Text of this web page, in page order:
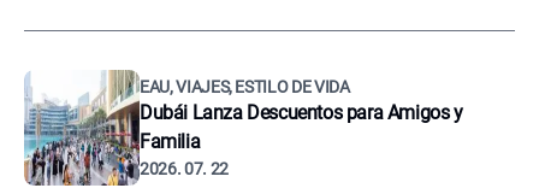
EAU, VIAJES, ESTILO DE VIDA
Dubái Lanza Descuentos para Amigos y
Familia
2026. 07. 22